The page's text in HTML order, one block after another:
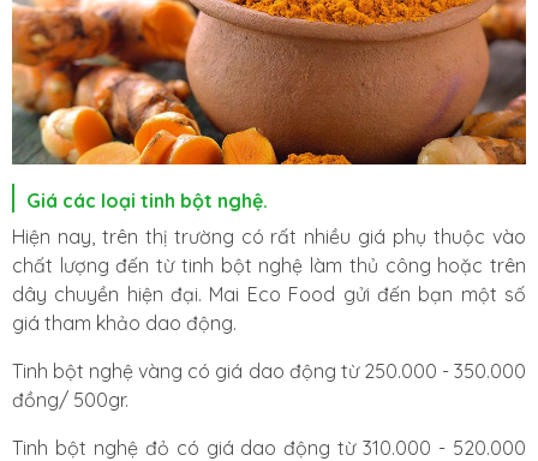
Giá các loại tinh bột nghệ.
Hiện nay, trên thị trường có rất nhiều giá phụ thuộc vào
chất lượng đến từ tinh bột nghệ làm thủ công hoặc trên
dây chuyền hiện đại. Mai Eco Food gửi đến bạn một số
giá tham khảo dao động.
Tinh bột nghệ vàng có giá dao động từ 250.000 - 350.000
đồng/ 500gr.
Tinh bột nghệ đỏ có giá dao động từ 310.000 - 520.000